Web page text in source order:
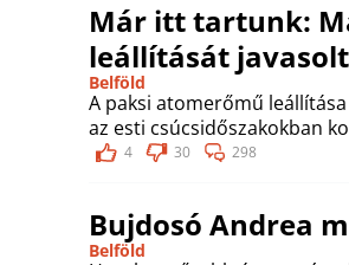
Már itt tartunk:
leállítását
Belföld
A paksi atomerőmű
az esti csúcsidőszakokban
4 30 298
Bujdosó Andrea
Belföld